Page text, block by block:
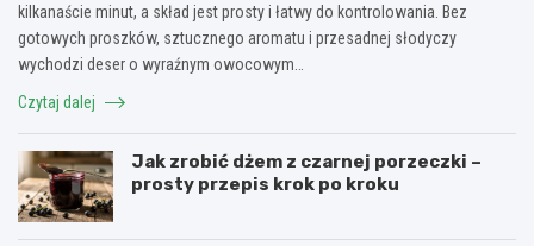
kilkanaście minut, a skład jest prosty i łatwy do kontrolowania. Bez
gotowych proszków, sztucznego aromatu i przesadnej słodyczy
wychodzi deser o wyraźnym owocowym…
Czytaj dalej
Jak zrobić dżem z czarnej porzeczki –
prosty przepis krok po kroku